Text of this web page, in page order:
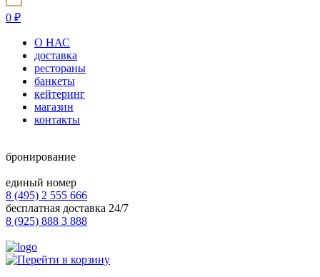
0 ₽
О НАС
доставка
рестораны
банкеты
кейтеринг
магазин
контакты
бронирование
единый номер
8 (495) 2 555 666
бесплатная доставка 24/7
8 (925) 888 3 888